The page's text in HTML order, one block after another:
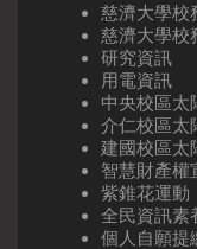
慈濟大學校
慈濟大學校
研究資訊
用電資訊
中央校區太
介仁校區太
建國校區太
智慧財產權
紫錐花運動
全民資訊素
個人自願提